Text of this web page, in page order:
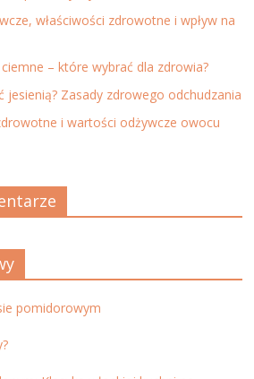
właściwości zdrowotne i wpływ na
– które wybrać dla zdrowia?
jesienią? Zasady zdrowego odchudzania
i wartości odżywcze owocu
pomidorowym